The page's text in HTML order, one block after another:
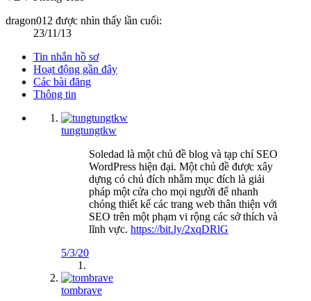
dragon012 được nhìn thấy lần cuối:
23/11/13
Tin nhắn hồ sơ
Hoạt động gần đây
Các bài đăng
Thông tin
tungtungtkw
Soledad là một chủ đề blog và tạp chí SEO
WordPress hiện đại. Một chủ đề được xây
dựng có chủ đích nhằm mục đích là giải
pháp một cửa cho mọi người để nhanh
chóng thiết kế các trang web thân thiện với
SEO trên một phạm vi rộng các sở thích và
lĩnh vực. https://bit.ly/2xqDRlG
5/3/20
tombrave